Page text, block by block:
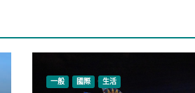
一般 國際 生活